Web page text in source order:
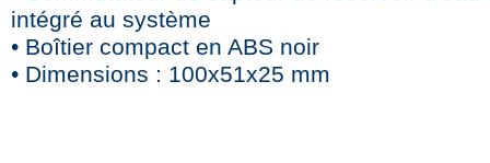
intégré au système
• Boîtier compact en ABS noir
• Dimensions : 100x51x25 mm